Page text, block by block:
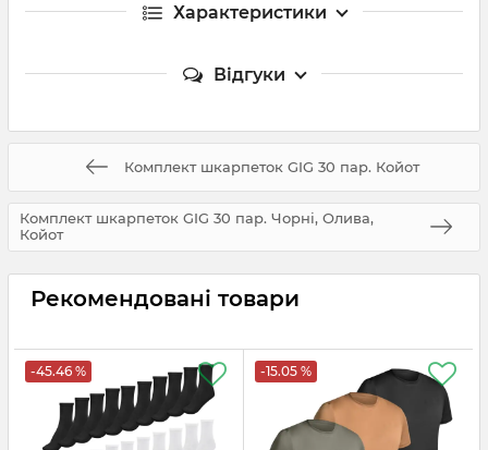
Характеристики
Відгуки
Комплект шкарпеток GIG 30 пар. Койот
Комплект шкарпеток GIG 30 пар. Чорні, Олива,
Койот
Рекомендовані товари
-45.46 % -15.05 %